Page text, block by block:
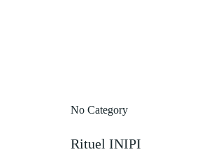
No Category
Rituel INIPI